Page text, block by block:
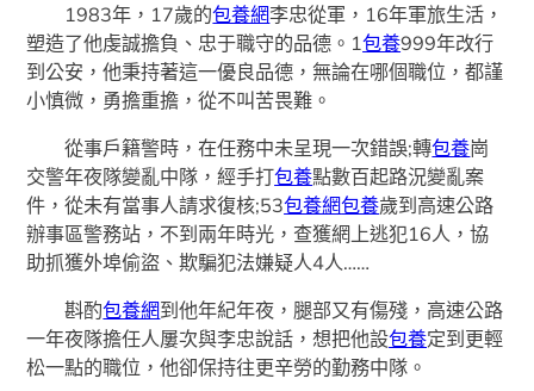
1983年，17歲的包養網李忠從軍，16年軍旅生活，
塑造了他虔誠擔負、忠于職守的品德。1包養999年改行
到公安，他秉持著這一優良品德，無論在哪個職位，都謹
小慎微，勇擔重擔，從不叫苦畏難。
從事戶籍警時，在任務中未呈現一次錯誤;轉包養崗
交警年夜隊變亂中隊，經手打包養點數百起路況變亂案
件，從未有當事人請求復核;53包養網包養歲到高速公路
辦事區警務站，不到兩年時光，查獲網上逃犯16人，協
助抓獲外埠偷盜、欺騙犯法嫌疑人4人……
斟酌包養網到他年紀年夜，腿部又有傷殘，高速公路
一年夜隊擔任人屢次與李忠說話，想把他設包養定到更輕
松一點的職位，他卻保持往更辛勞的勤務中隊。